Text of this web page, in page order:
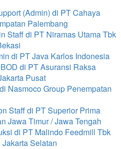
(Admin) di PT Cahaya
Palembang
Staff di PT Niramas Utama Tbk
di PT Java Karlos Indonesia
di PT Asuransi Raksa
Pusat
Nasmoco Group Penempatan
Staff di PT Superior Prima
Jawa Timur / Jawa Tengah
di PT Malindo Feedmill Tbk
Selatan